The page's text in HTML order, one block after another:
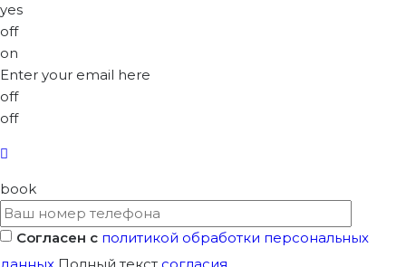
yes
off
on
Enter your email here
off
off
book
Согласен с политикой обработки персональных